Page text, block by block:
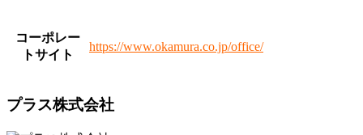
コーポレー
トサイト
https://www.okamura.co.jp/office/
プラス株式会社